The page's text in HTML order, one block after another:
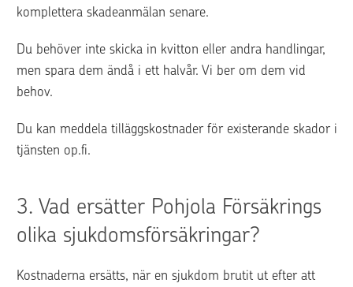
komplettera skadeanmälan senare.
Du behöver inte skicka in kvitton eller andra handlingar,
men spara dem ändå i ett halvår. Vi ber om dem vid
behov.
Du kan meddela tilläggskostnader för existerande skador i
tjänsten op.fi.
3. Vad ersätter Pohjola Försäkrings
olika sjukdomsförsäkringar?
Kostnaderna ersätts, när en sjukdom brutit ut efter att